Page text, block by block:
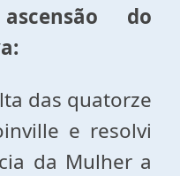
do
das quatorze
e resolvi
da Mulher a